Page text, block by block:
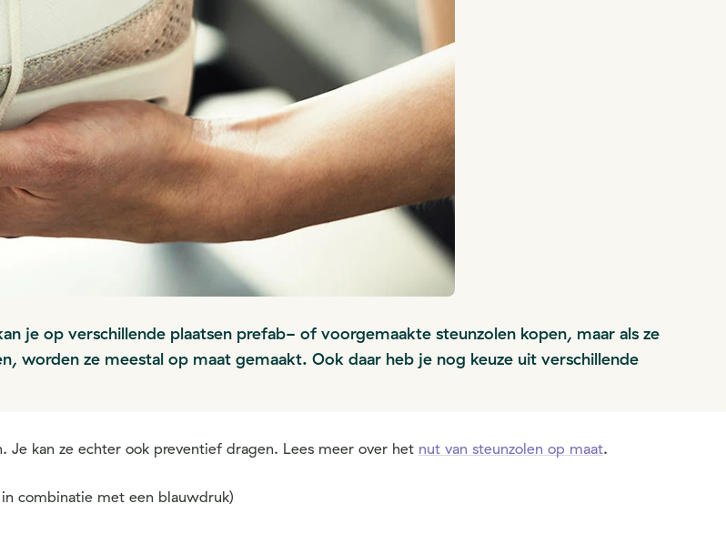
je op verschillende plaatsen prefab- of voorgemaakte steunzolen kopen, maar als ze
worden ze meestal op maat gemaakt. Ook daar heb je nog keuze uit verschillende
kan ze echter ook preventief dragen. Lees meer over het nut van steunzolen op maat.
combinatie met een blauwdruk)